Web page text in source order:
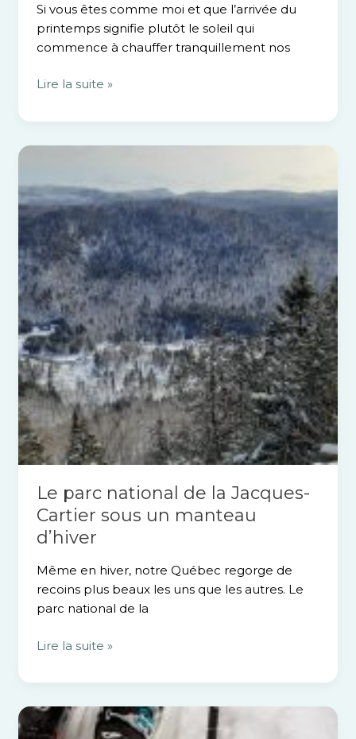
Si vous êtes comme moi et que l’arrivée du
printemps signifie plutôt le soleil qui
commence à chauffer tranquillement nos
Lire la suite »
Le parc national de la Jacques-
Cartier sous un manteau
d’hiver
Même en hiver, notre Québec regorge de
recoins plus beaux les uns que les autres. Le
parc national de la
national
de
Jacques-
Cartier
sous
un
manteau
d’hiver
Lire la suite »
Ce
que